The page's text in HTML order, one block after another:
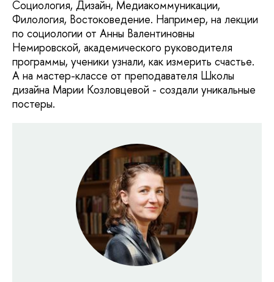
Социология, Дизайн, Медиакоммуникации,
Филология, Востоковедение. Например, на лекции
по социологии от Анны Валентиновны
Немировской, академического руководителя
программы, ученики узнали, как измерить счастье.
А на мастер-классе от преподавателя Школы
дизайна Марии Козловцевой - создали уникальные
постеры.